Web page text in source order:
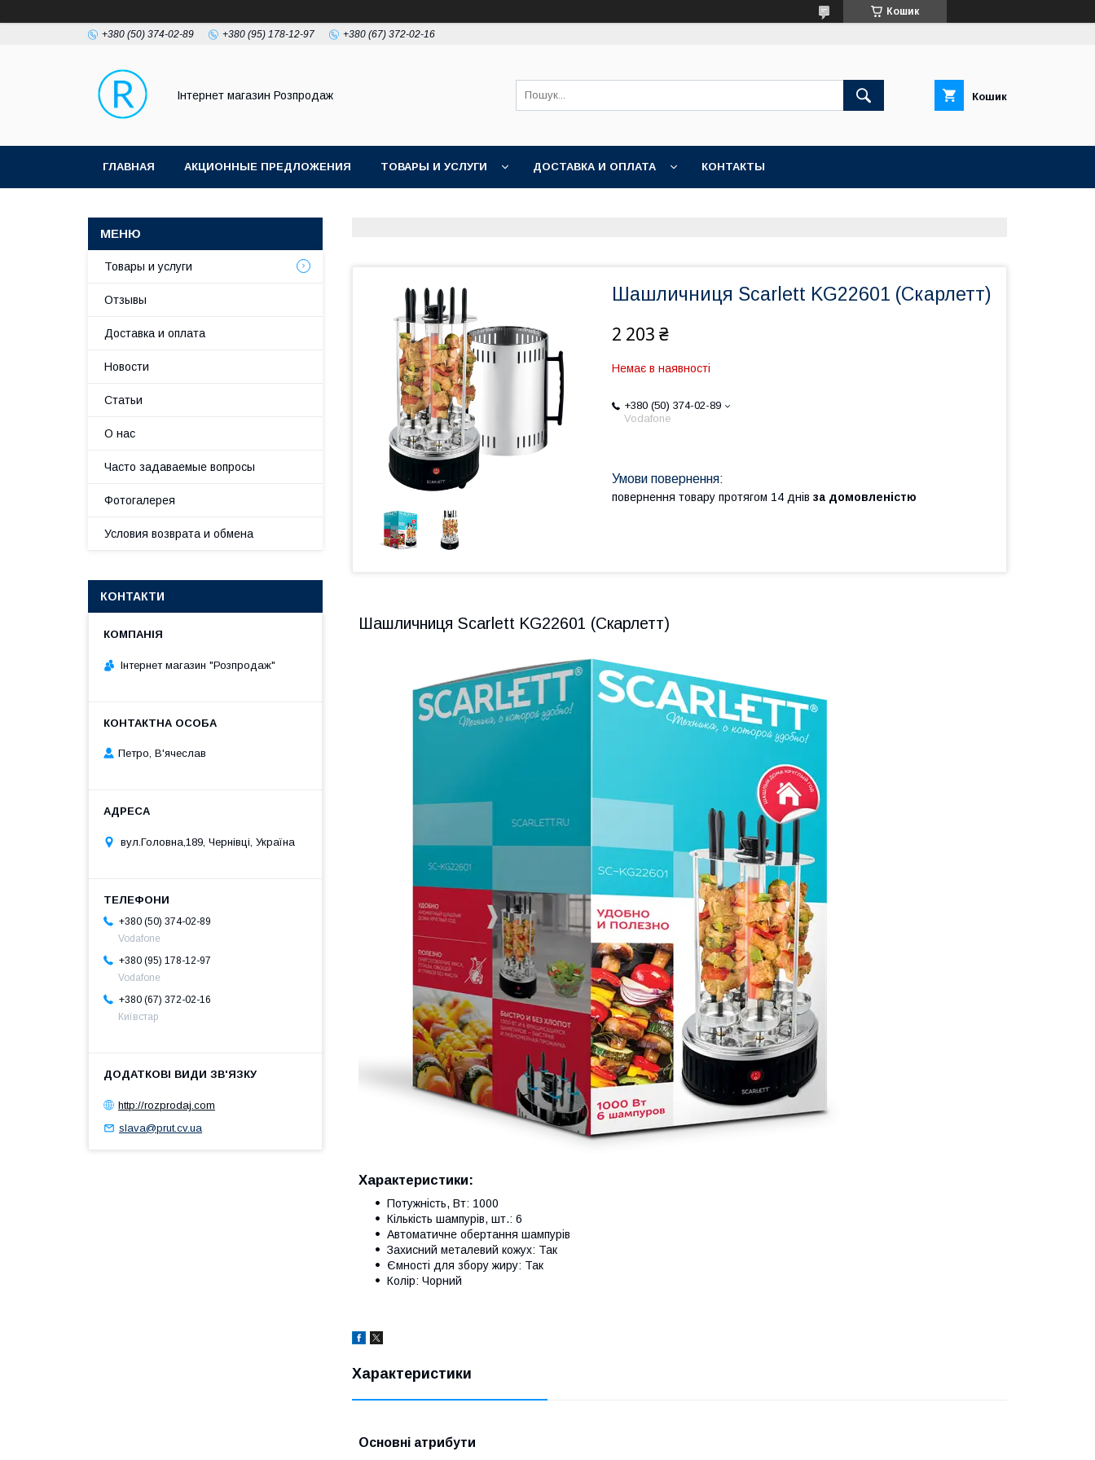
Кошик
+380 (50) 374-02-89 +380 (95) 178-12-97 +380 (67) 372-02-16
Інтернет магазин Розпродаж Кошик
ГЛАВНАЯ АКЦИОННЫЕ ПРЕДЛОЖЕНИЯ ТОВАРЫ И УСЛУГИ ДОСТАВКА И ОПЛАТА КОНТАКТЫ
Шашличниця Scarlett KG22601 (Скарлетт)
2 203 ₴
Немає в наявності
+380 (50) 374-02-89
Vodafone
повернення товару протягом 14 днів за домовленістю
Шашличниця Scarlett KG22601 (Скарлетт)
Характеристики:
Потужність, Вт: 1000
Кількість шампурів, шт.: 6
Автоматичне обертання шампурів
Захисний металевий кожух: Так
Ємності для збору жиру: Так
Колір: Чорний
Характеристики
Основні атрибути
Товары и услуги
Отзывы
Доставка и оплата
Новости
Статьи
О нас
Часто задаваемые вопросы
Фотогалерея
Условия возврата и обмена
КОНТАКТИ
Інтернет магазин "Розпродаж"
Петро, В'ячеслав
вул.Головна,189, Чернівці, Україна
+380 (50) 374-02-89
Vodafone
+380 (95) 178-12-97
Vodafone
+380 (67) 372-02-16
Київстар
http://rozprodaj.com
slava@prut.cv.ua